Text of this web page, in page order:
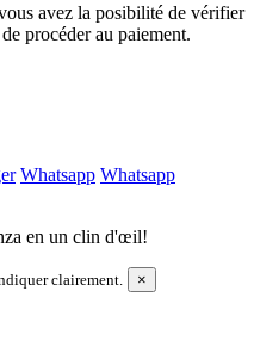
avez la posibilité de vérifier
procéder au paiement.
Whatsapp Whatsapp
en un clin d'œil!
clairement. ×